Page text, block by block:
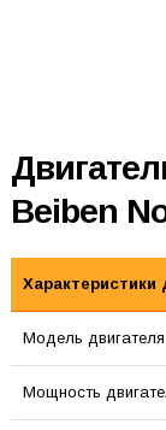
Beiben
Характеристики
Модель двигателя
Мощность